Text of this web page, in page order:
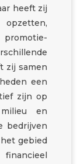
heeft zij
zij samen
een
zijn op
en
bedrijven
gebied